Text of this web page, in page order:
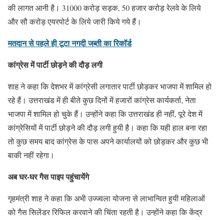
की लागत आनी है। 31000 करोड़ सड़क, 50 हजार करोड़ रेलवे के लिये
और सौ करोड़ एयरपोर्ट के लिये जारी किये गये हैं।
मतदान से पहले ही टूटा नगदी जब्ती का रिकॉर्ड
कांग्रेस में पार्टी छोड़ने की दौड़ लगी
शाह ने कहा कि देशभर में कांग्रेसी लगातार पार्टी छोड़कर भाजपा में शामिल हो
रहे हैं। उत्तराखंड में ही बीते कुछ दिनों में हजारों कांग्रेस कार्यकर्ता, नेता
भाजपा में शामिल हो चुके हैं। उन्होंने कहा कि उत्तराखंड ही नहीं, पूरे देश में
कांग्रेसियों में पार्टी छोड़ने की दौड़ लगी हुयी है। कहा कि यही हाल बना रहा
तो कुछ समय बाद कांग्रेस के पास अपने कार्यालयों को छोड़कर और कुछ भी
बाकी नहीं रहेगा।
अब घर-घर गैस पाइप पहुंचायेंगे
गृहमंत्री शाह ने कहा कि अभी उज्ज्वला योजना से लाभान्वित हुयी महिलाओं
को गैस सिलेंडर रिफिल करवाने की चिंता रहती है। उन्होंने कहा कि केंद्र